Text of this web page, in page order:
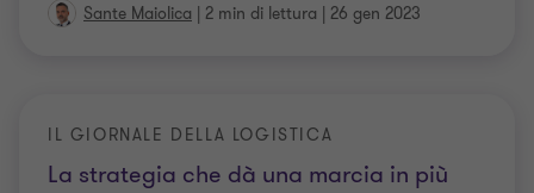
Sante Maiolica | 2 min di lettura | 26 gen 2023
La strategia che dà una marcia in più
IL GIORNALE DELLA LOGISTICA